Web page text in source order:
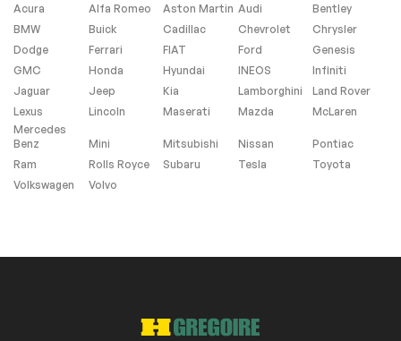
Contrôle de
Stabilité
Vitres et essuie-glace
Détecteur de pluie
Acura Alfa Romeo Aston Martin Audi
Bentley
BMW
Buick Cadillac Chevrolet
Chrysler
Dodge
Ferrari FIAT Ford
Genesis
GMC
Honda Hyundai INEOS
Infiniti
Jaguar
Jeep Kia Lamborghini
Land Rover
Lexus
Lincoln Maserati Mazda
McLaren
Mercedes
Benz
Mini Mitsubishi Nissan
Pontiac
Ram
Rolls Royce Subaru Tesla
Toyota
Volkswagen
Volvo